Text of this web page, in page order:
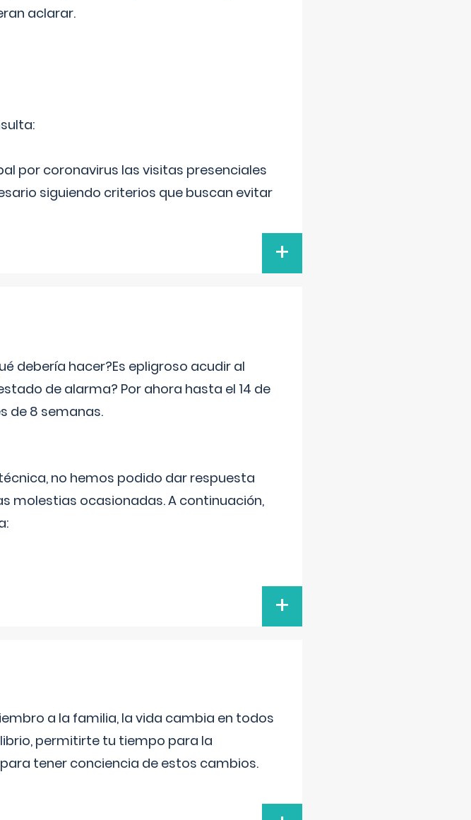
aclarar.
por coronavirus las visitas presenciales
siguiendo criterios que buscan evitar
+
debería hacer?Es epligroso acudir al
de alarma? Por ahora hasta el 14 de
de 8 semanas.
no hemos podido dar respuesta
molestias ocasionadas. A continuación,
+
a la familia, la vida cambia en todos
permitirte tu tiempo para la
tener conciencia de estos cambios.